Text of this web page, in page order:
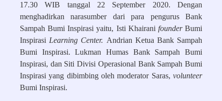
17.30 WIB tanggal 22 September 2020. Dengan
menghadirkan narasumber dari para pengurus Bank
Sampah Bumi Inspirasi yaitu, Isti Khairani founderBumi
Inspirasi Learning Center. Andrian Ketua Bank Sampah
Bumi Inspirasi. Lukman Humas Bank Sampah Bumi
Inspirasi, dan Siti Divisi Operasional Bank Sampah Bumi
Inspirasi yang dibimbing oleh moderator Saras, volunteer
Bumi Inspirasi.